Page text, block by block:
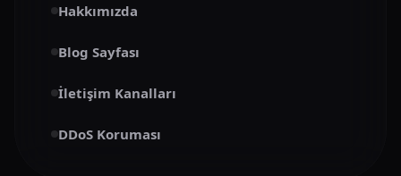
Hakkımızda
Blog Sayfası
İletişim Kanalları
DDoS Koruması